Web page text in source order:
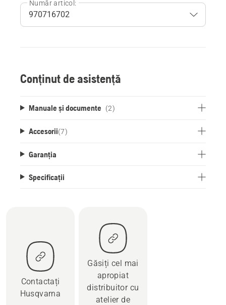
Număr articol:
Conținut de asistență
Manuale și documente (2)
Accesorii(7)
Garanția
Specificații
Contactați
Husqvarna
Găsiți cel mai
apropiat
distribuitor cu
atelier de